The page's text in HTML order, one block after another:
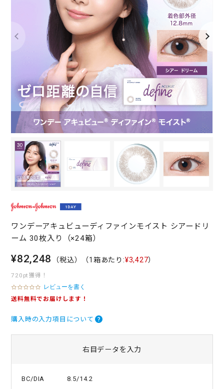
ワンデーアキュビューディファインモイスト シアードリ
ーム 30枚入り（×24箱）
¥82,248 （税込） （1箱あたり:¥3,427）
720pt獲得！
0
.
t
n
レビューを書く
送料無料でお届けします！
購入時の入力項目について
右目データを入力
BC/DIA 8.5/14.2